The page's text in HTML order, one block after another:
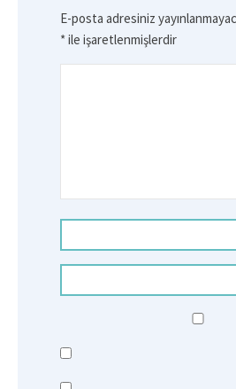
E-posta adresiniz
*ile işaretlenmişlerdir